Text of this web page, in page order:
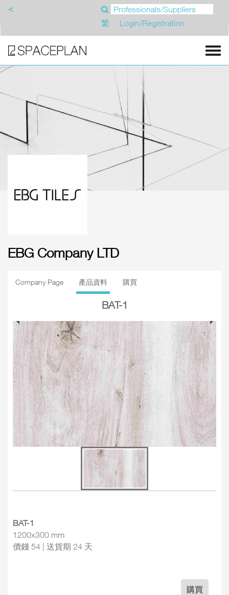
<
繁
Login/Registration
EBG Company LTD
Company Page 產品資料 購買
BAT-1
BAT-1
1200x300 mm
價錢 54 | 送貨期 24 天
購買